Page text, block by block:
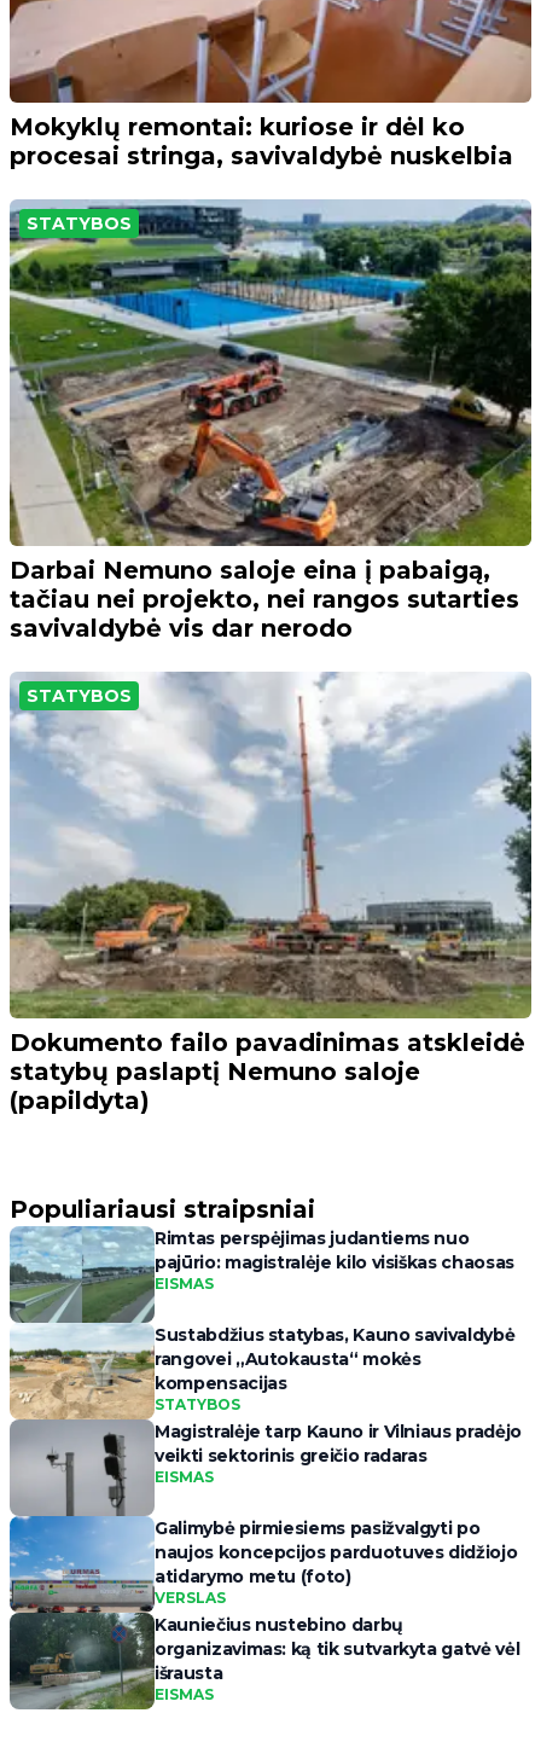
Mokyklų remontai: kuriose ir dėl ko
procesai stringa, savivaldybė nuskelbia
STATYBOS
Darbai Nemuno saloje eina į pabaigą,
tačiau nei projekto, nei rangos sutarties
savivaldybė vis dar nerodo
STATYBOS
Dokumento failo pavadinimas atskleidė
statybų paslaptį Nemuno saloje
(papildyta)
Populiariausi straipsniai
Rimtas perspėjimas judantiems nuo
pajūrio: magistralėje kilo visiškas chaosas
EISMAS
Sustabdžius statybas, Kauno savivaldybė
rangovei „Autokausta“ mokės
kompensacijas
STATYBOS
Magistralėje tarp Kauno ir Vilniaus pradėjo
veikti sektorinis greičio radaras
EISMAS
Galimybė pirmiesiems pasižvalgyti po
naujos koncepcijos parduotuves didžiojo
atidarymo metu (foto)
VERSLAS
Kauniečius nustebino darbų
organizavimas: ką tik sutvarkyta gatvė vėl
išrausta
EISMAS